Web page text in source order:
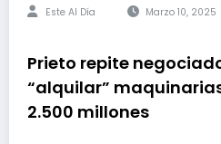
Este Al Día Marzo 10, 2025
Prieto repite
“alquilar”
2.500 millones